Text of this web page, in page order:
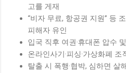
고를 게재
“비자 무료, 항공권 지원” 등
피해자 유인
입국 직후 여권·휴대폰 압수
온라인사기·피싱·가상화폐
탈출 시 폭행·협박, 심하면 살